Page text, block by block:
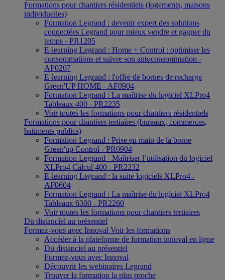
Formations pour chantiers résidentiels (logements, maisons
individuelles)
Formation Legrand : devenir expert des solutions
connectées Legrand pour mieux vendre et gagner du
temps - PR1205
E-learning Legrand : Home + Control : optimiser les
consommations et suivre son autoconsommation -
AF0207
E-learning Legrand : l'offre de bornes de recharge
Green'UP HOME - AF0904
Formation Legrand : La maîtrise du logiciel XLPro4
Tableaux 400 - PR2235
Voir toutes les formations pour chantiers résidentiels
Formations pour chantiers tertiaires (bureaux, commerces,
batiments publics)
Formation Legrand : Prise en main de la borne
Green'up Control - PR0904
Formation Legrand - Maîtriser l’utilisation du logiciel
XLPro4 Calcul 400 - PR2232
E-learning Legrand : la suite logiciels XLPro4 -
AF0604
Formation Legrand : La maîtrise du logiciel XLPro4
Tableaux 6300 - PR2260
Voir toutes les formations pour chantiers tertiaires
Du distanciel au présentiel
Formez-vous avec Innoval Voir les formations
Accéder à la plateforme de formation innoval en ligne
Du distanciel au présentiel
Formez-vous avec Innoval
Découvrir les webinaires Legrand
Trouver la formation la plus proche